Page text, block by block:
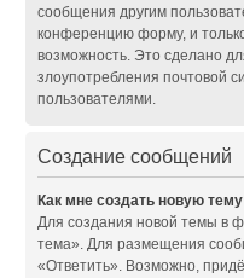
сообщения другим
конференцию форму, и
возможность. Это сделано
злоупотребления почтовой
пользователями.
Создание сообщений
Как мне создать новую
Для создания новой темы в
тема». Для размещения
«Ответить». Возможно,